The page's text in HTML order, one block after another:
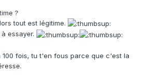
?
tout est légitime.
essayer.
100 fois, tu t'en fous parce que c'est la